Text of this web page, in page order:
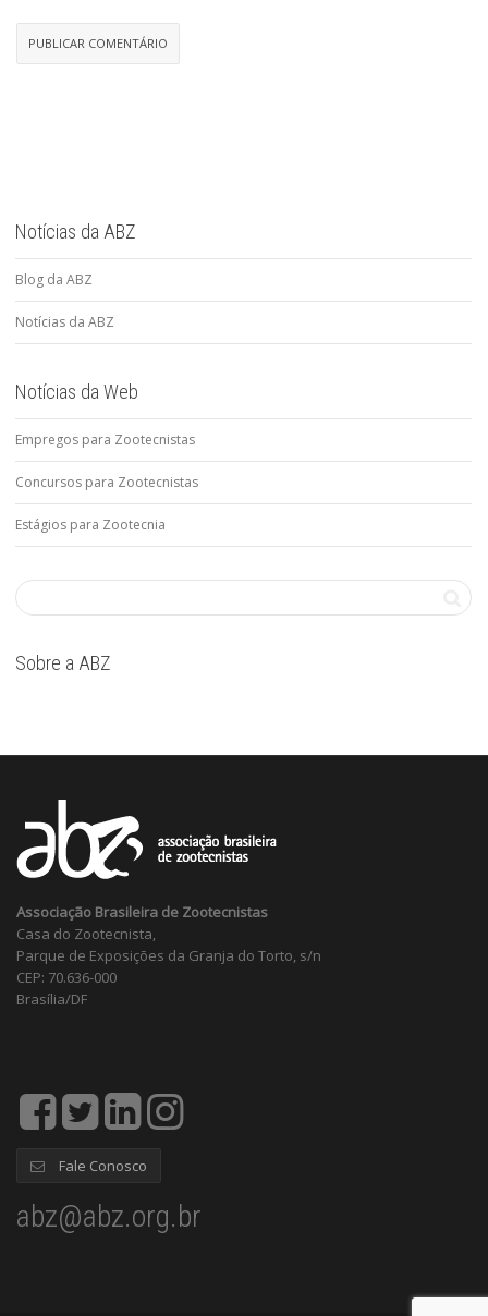
Notícias da ABZ
Blog da ABZ
Notícias da ABZ
Notícias da Web
Empregos para Zootecnistas
Concursos para Zootecnistas
Estágios para Zootecnia
Sobre a ABZ
Associação Brasileira de Zootecnistas
Casa do Zootecnista,
Parque de Exposições da Granja do Torto, s/n
CEP: 70.636-000
Brasília/DF
Fale Conosco
abz@abz.org.br